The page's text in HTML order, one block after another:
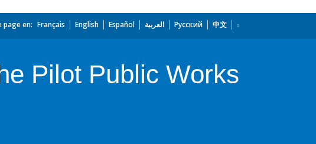
page en: Français English Español العربية Русский 中文
Pilot Public Works